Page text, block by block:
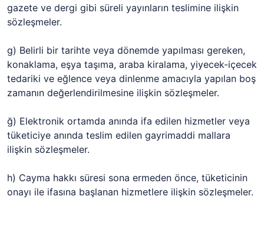
gazete ve dergi gibi süreli yayınların teslimine ilişkin
sözleşmeler.
g) Belirli bir tarihte veya dönemde yapılması gereken,
konaklama, eşya taşıma, araba kiralama, yiyecek-içecek
tedariki ve eğlence veya dinlenme amacıyla yapılan boş
zamanın değerlendirilmesine ilişkin sözleşmeler.
ğ) Elektronik ortamda anında ifa edilen hizmetler veya
tüketiciye anında teslim edilen gayrimaddi mallara
ilişkin sözleşmeler.
h) Cayma hakkı süresi sona ermeden önce, tüketicinin
onayı ile ifasına başlanan hizmetlere ilişkin sözleşmeler.